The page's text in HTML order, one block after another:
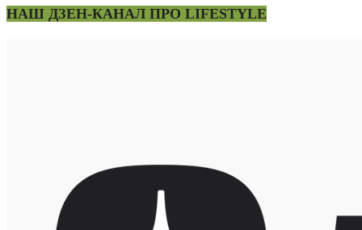
НАШ ДЗЕН-КАНАЛ ПРО LIFESTYLE